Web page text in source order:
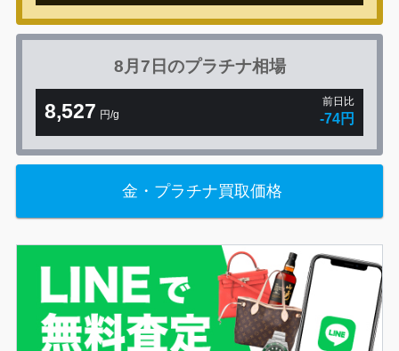
8月7日のプラチナ相場
8,527 円/g
前日比
-74円
金・プラチナ買取価格